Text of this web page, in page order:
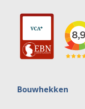
Bouwhekken